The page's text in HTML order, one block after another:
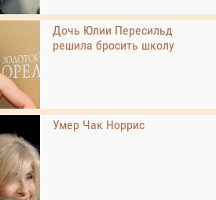
Дочь Юлии Пересильд
решила бросить школу
Умер Чак Норрис